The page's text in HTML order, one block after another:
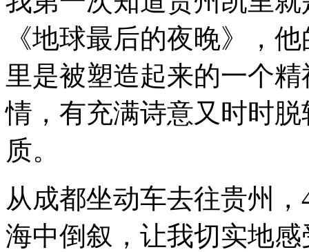
《地球最后的夜晚》，
里是被塑造起来的一个
情，有充满诗意又时时
质。
从成都坐动车去往贵州
海中倒叙，让我切实地